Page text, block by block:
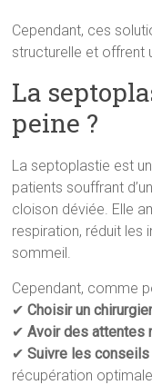
Cependant, ces
structurelle et offrent
La
peine ?
La septoplastie est
patients souffrant
cloison déviée. Elle
respiration, réduit les
sommeil.
Cependant, comme
✔Choisir un
✔Avoir des attentes
✔Suivre les
récupération